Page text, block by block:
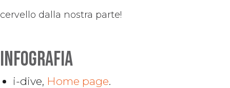
cervello dalla nostra parte!
Infografia
i-dive, Home page.